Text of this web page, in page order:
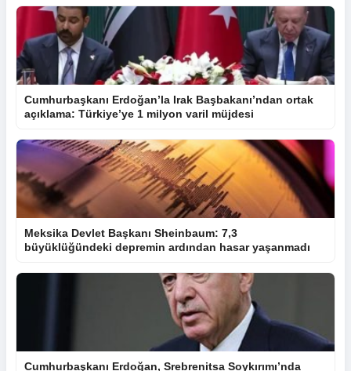
Cumhurbaşkanı Erdoğan’la Irak Başbakanı’ndan ortak
açıklama: Türkiye’ye 1 milyon varil müjdesi
Meksika Devlet Başkanı Sheinbaum: 7,3
büyüklüğündeki depremin ardından hasar yaşanmadı
Cumhurbaşkanı Erdoğan, Srebrenitsa Soykırımı’nda